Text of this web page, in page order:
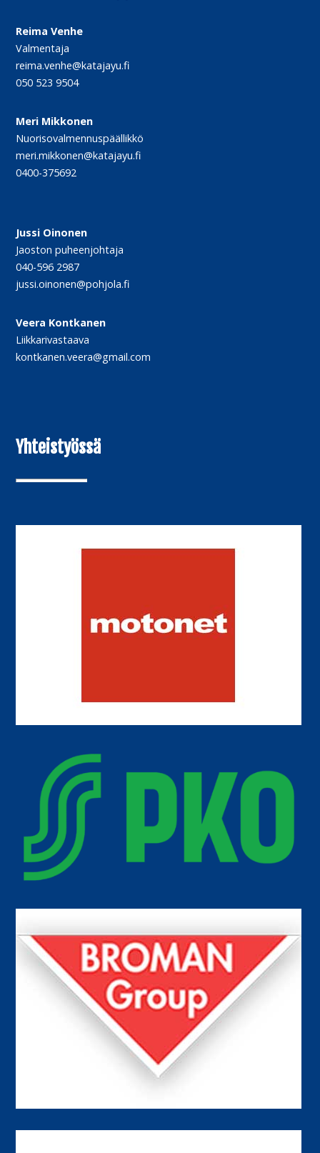
Reima Venhe
Valmentaja
reima.venhe@katajayu.fi
050 523 9504
Meri Mikkonen
Nuorisovalmennuspäällikkö
meri.mikkonen@katajayu.fi
0400-375692
Jussi Oinonen
Jaoston puheenjohtaja
040-596 2987
jussi.oinonen@pohjola.fi
Veera Kontkanen
Liikkarivastaava
kontkanen.veera@gmail.com
Yhteistyössä